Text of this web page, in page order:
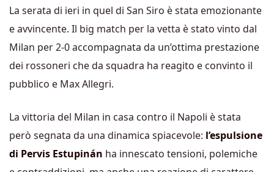
La serata di ieri in quel di San Siro è stata emozionante
e avvincente. Il big match per la vetta è stato vinto dal
Milan per 2-0 accompagnata da un’ottima prestazione
dei rossoneri che da squadra ha reagito e convinto il
pubblico e Max Allegri.
La vittoria del Milan in casa contro il Napoli è stata
però segnata da una dinamica spiacevole: l’espulsione
di Pervis Estupinán ha innescato tensioni, polemiche